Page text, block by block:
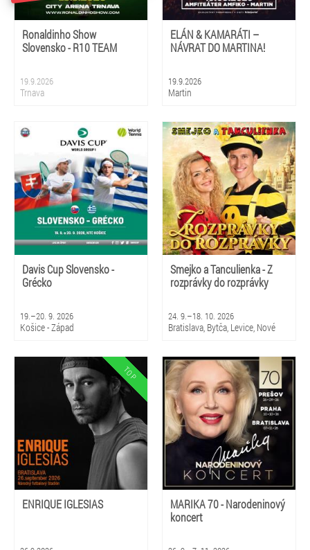
Ronaldinho Show
Slovensko - R10 TEAM
19.9.2026
Trnava
ELÁN & KAMARÁTI –
NÁVRAT DO MARTINA!
19.9.2026
Martin
Davis Cup Slovensko -
Grécko
19.–20. 9. 2026
Košice - Západ
Smejko a Tanculienka - Z
rozprávky do rozprávky
24. 9.–18. 10. 2026
Bratislava, Bytča, Levice, Nové
Sereď, Bardejovské Kúpele,
Košice, Stará Ľubovňa, Poprad,
Brezno, Prievidza, Gbely, Nová
Dubnica
ENRIQUE IGLESIAS
MARIKA 70 - Narodeninový
koncert